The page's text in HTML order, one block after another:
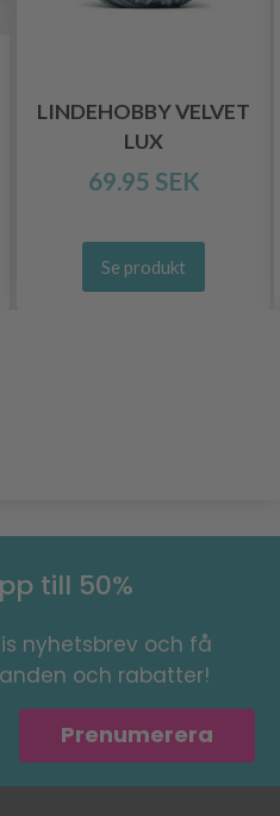
LINDEHOBBY VELVET
LUX
69.95 SEK
Se produkt
till 50%
nyhetsbrev och få
och rabatter!
Prenumerera